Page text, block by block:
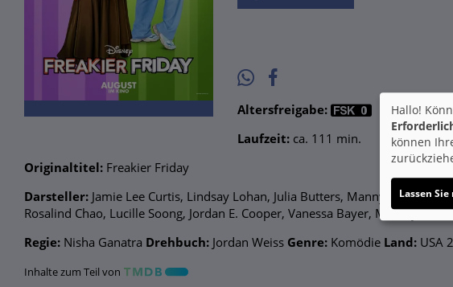
Altersfreigabe:
Laufzeit: ca. 111 min.
Originaltitel: Freakier Friday
Darsteller: Jamie Lee Curtis, Lindsay Lohan, Julia Butters, Manny Jacinto,
Rosalind Chao, Lucille Soong, Jordan E. Cooper, Vanessa Bayer, Maitreyi
Regie: Nisha Ganatra Drehbuch: Jordan Weiss Genre: Komödie Land: USA
Inhalte zum Teil von
Hallo!
können
Lassen